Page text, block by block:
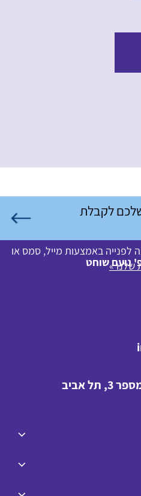
לפנייה באמצעות מייל, סמס או
שלנו »
נועם שוחט
אביב